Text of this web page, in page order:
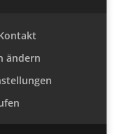
ändern